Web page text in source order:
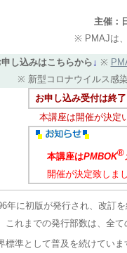
主催：
※ PMAJは、
し込みはこちらから↓ ※
※ 新型コロナウイルス感
お申し込み受付は終了
本講座は開催が決定
本講座はPMBOK®
開催が決定致しま
年に初版が発行され、改訂
これまでの発行部数は、全
標準として普及を続けていま